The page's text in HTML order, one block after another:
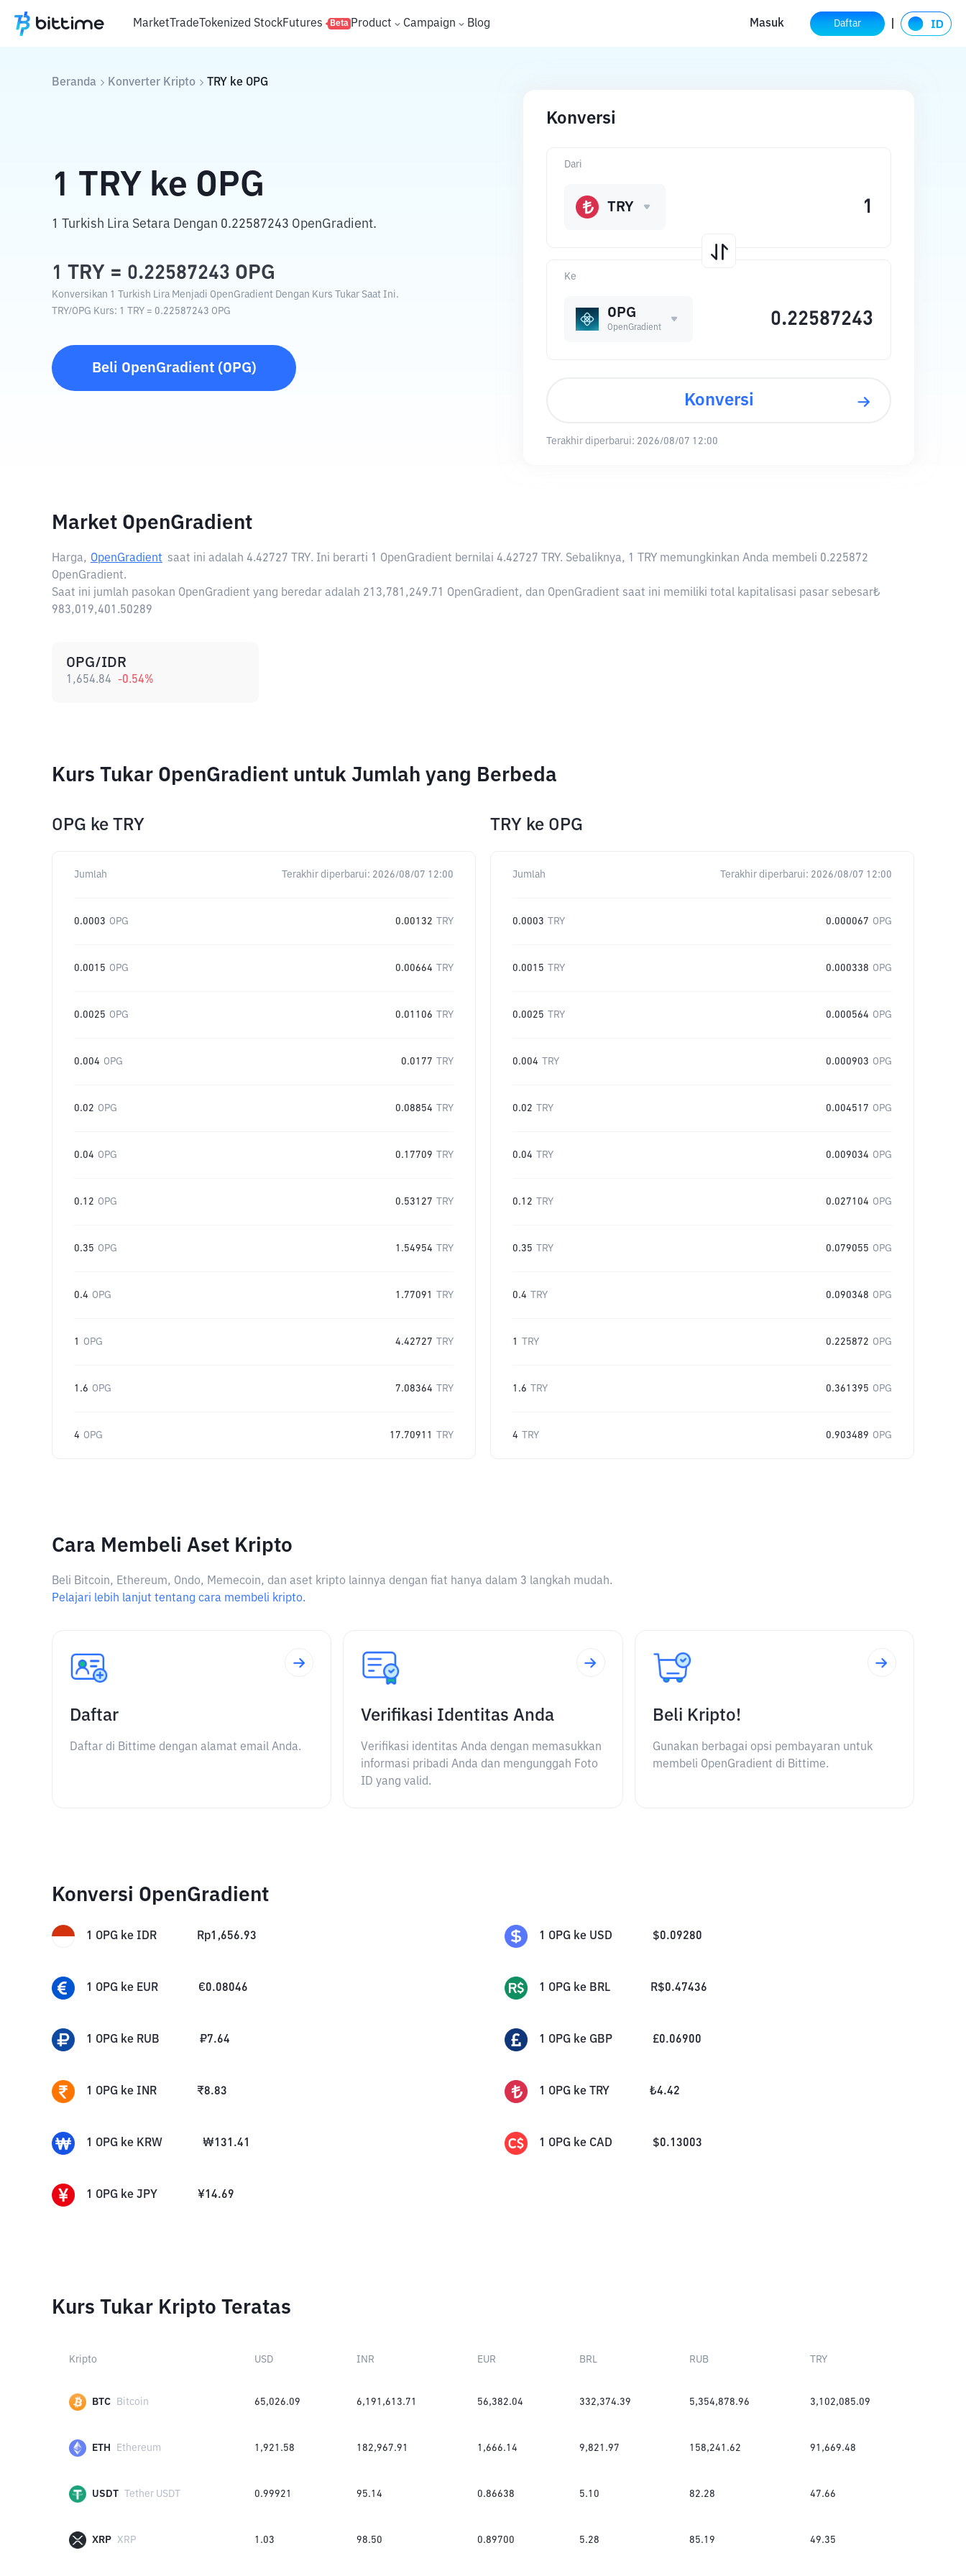
MarketTradeTokenized StockFutures Beta Product Campaign Blog Masuk Daftar
Beranda Konverter Kripto TRY ke OPG
1 TRY ke OPG
1 Turkish Lira Setara Dengan 0.22587243 OpenGradient.
1 TRY = 0.22587243 OPG
Konversikan 1 Turkish Lira Menjadi OpenGradient Dengan Kurs Tukar Saat Ini.
TRY/OPG Kurs: 1 TRY = 0.22587243 OPG
Beli OpenGradient(OPG)
Konversi
Ke
OPG
OpenGradient
Dari
TRY
Konversi
Terakhir diperbarui: 2026/08/07 12:00
Market OpenGradient
Harga, OpenGradient saat ini adalah 4.42727 TRY. Ini berarti 1 OpenGradient bernilai 4.42727 TRY. Sebaliknya, 1 TRY memungkinkan Anda membeli 0.225872
OpenGradient.
Saat ini jumlah pasokan OpenGradient yang beredar adalah 213,781,249.71 OpenGradient, dan OpenGradient saat ini memiliki total kapitalisasi pasar sebesar₺
983,019,401.50289
OPG/IDR
1,654.84 -0.54%
Kurs Tukar OpenGradient untuk Jumlah yang Berbeda
OPG ke TRY
Jumlah Terakhir diperbarui: 2026/08/07 12:00
0.0003 OPG 0.00132 TRY
0.0015 OPG 0.00664 TRY
0.0025 OPG 0.01106 TRY
0.004 OPG 0.0177 TRY
0.02 OPG 0.08854 TRY
0.04 OPG 0.17709 TRY
0.12 OPG 0.53127 TRY
0.35 OPG 1.54954 TRY
0.4 OPG 1.77091 TRY
1 OPG 4.42727 TRY
1.6 OPG 7.08364 TRY
4 OPG 17.70911 TRY
TRY ke OPG
Jumlah Terakhir diperbarui: 2026/08/07 12:00
0.0003 TRY 0.000067 OPG
0.0015 TRY 0.000338 OPG
0.0025 TRY 0.000564 OPG
0.004 TRY 0.000903 OPG
0.02 TRY 0.004517 OPG
0.04 TRY 0.009034 OPG
0.12 TRY 0.027104 OPG
0.35 TRY 0.079055 OPG
0.4 TRY 0.090348 OPG
1 TRY 0.225872 OPG
1.6 TRY 0.361395 OPG
4 TRY 0.903489 OPG
Cara Membeli Aset Kripto
Beli Bitcoin, Ethereum, Ondo, Memecoin, dan aset kripto lainnya dengan fiat hanya dalam 3 langkah mudah.
Pelajari lebih lanjut tentang cara membeli kripto.
Daftar
Daftar di Bittime dengan alamat email Anda.
Verifikasi Identitas Anda
Verifikasi identitas Anda dengan memasukkan
informasi pribadi Anda dan mengunggah Foto
ID yang valid.
Beli Kripto!
Gunakan berbagai opsi pembayaran untuk
membeli OpenGradient di Bittime.
Konversi OpenGradient
1 OPG ke IDR Rp1,656.93 1 OPG ke USD $0.09280
1 OPG ke EUR €0.08046 1 OPG ke BRL R$0.47436
1 OPG ke RUB ₽7.64 1 OPG ke GBP £0.06900
1 OPG ke INR ₹8.83 1 OPG ke TRY ₺4.42
1 OPG ke KRW ₩131.41 1 OPG ke CAD $0.13003
1 OPG ke JPY ¥14.69
Kurs Tukar Kripto Teratas
Kripto USD INR EUR BRL RUB TRY
BTC Bitcoin 65,026.09 6,191,613.71 56,382.04 332,374.39 5,354,878.96 3,102,085.09
ETH Ethereum 1,921.58 182,967.91 1,666.14 9,821.97 158,241.62 91,669.48
USDT Tether USDT 0.99921 95.14 0.86638 5.10 82.28 47.66
XRP XRP 1.03 98.50 0.89700 5.28 85.19 49.35